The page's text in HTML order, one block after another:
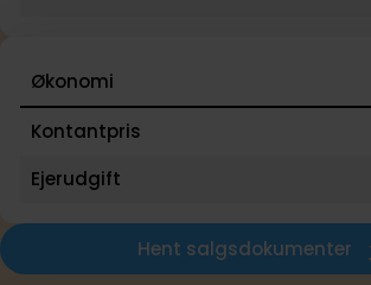
Økonomi
Kontantpris
Ejerudgift
Hent salgsdokumenter